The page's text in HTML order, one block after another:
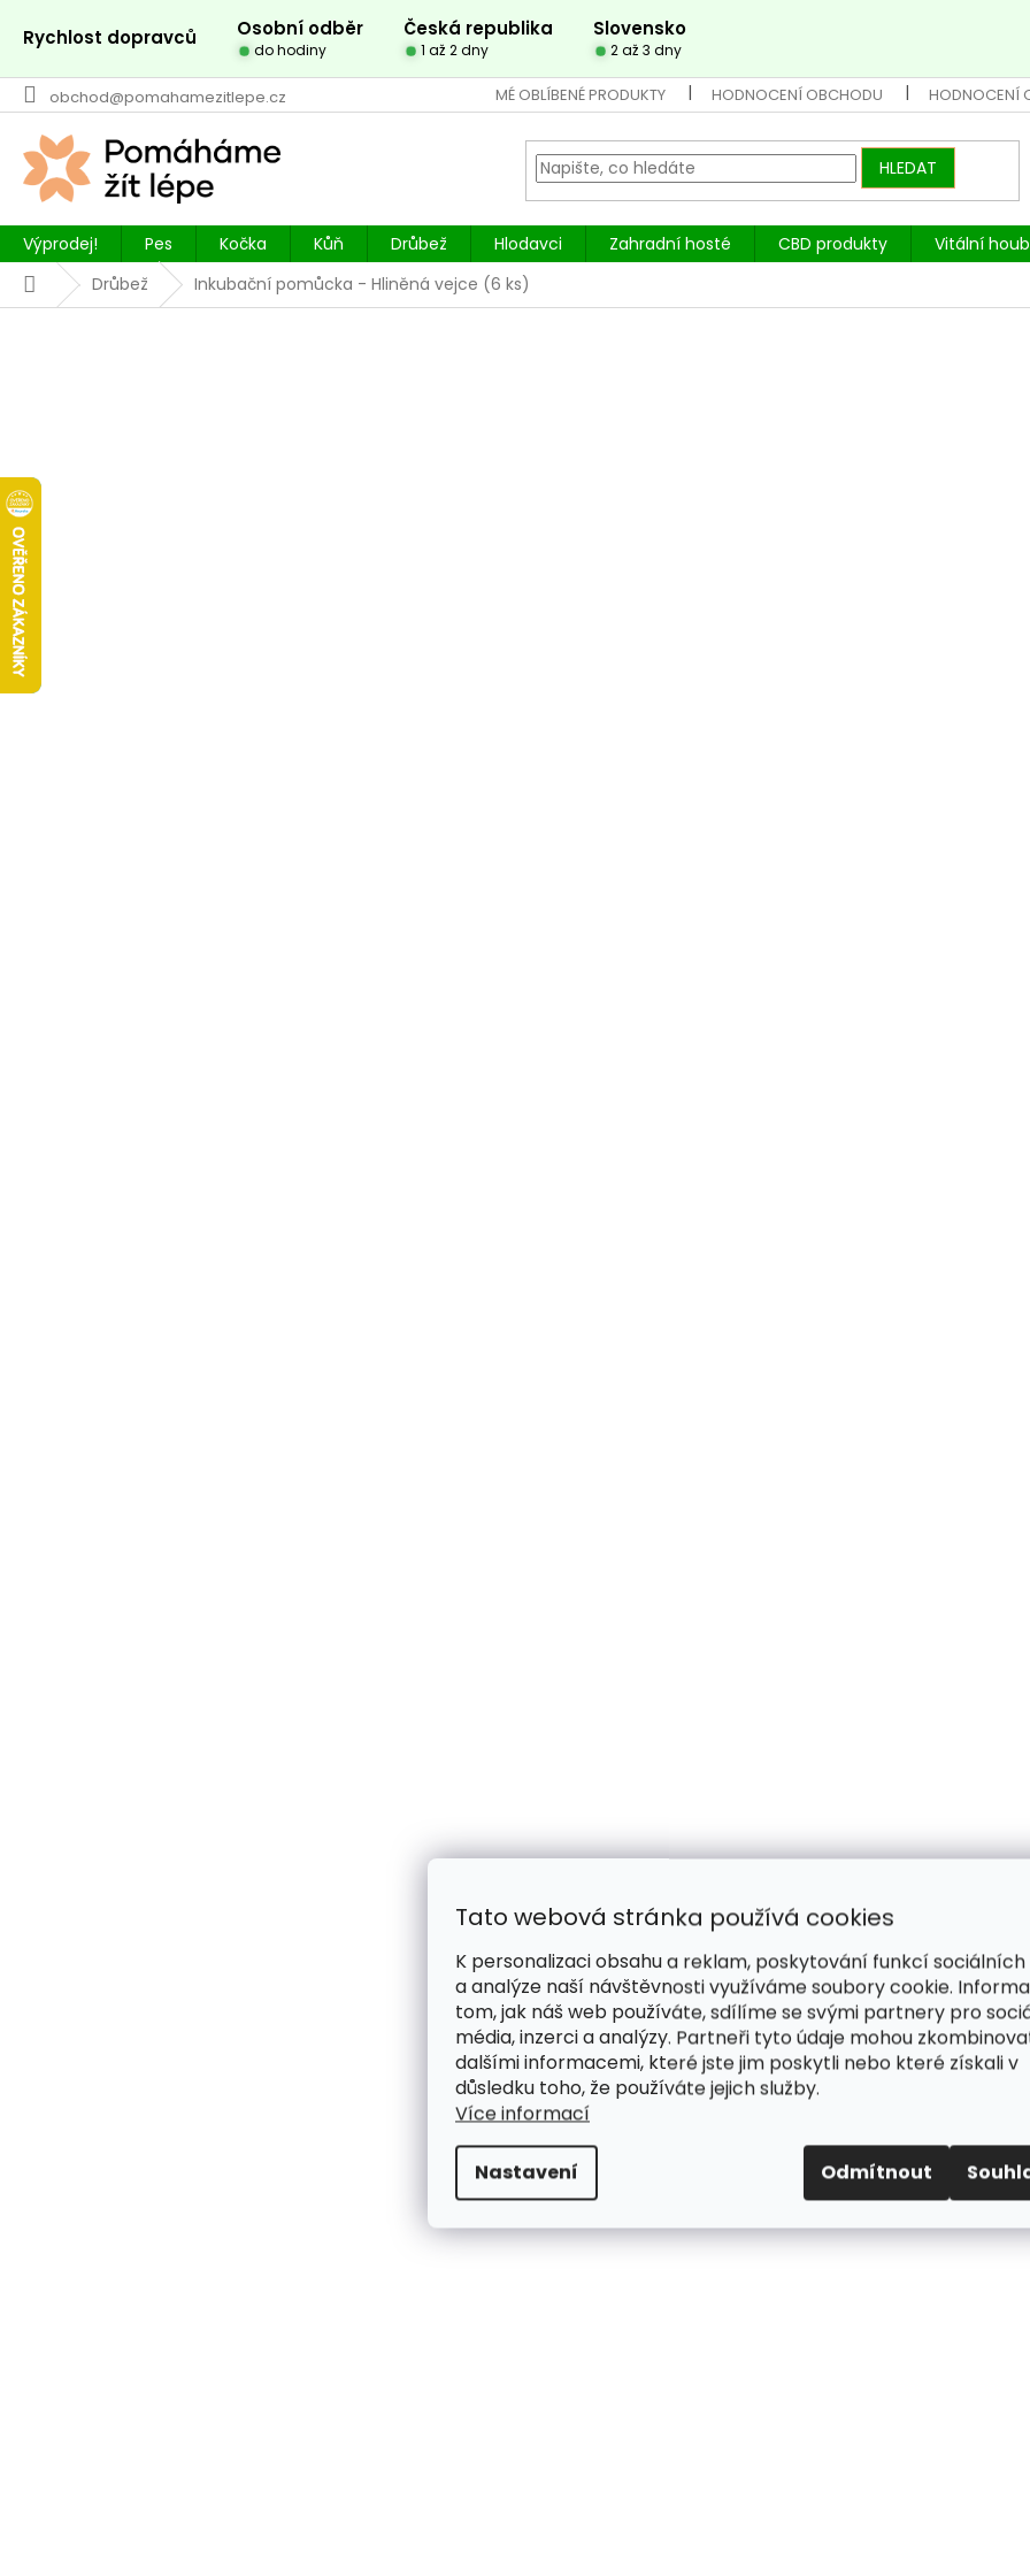
Tato webová stránka používá cookies
K personalizaci obsahu a reklam, poskytování funkcí
a analýze naší návštěvnosti využíváme soubory cookie.
tom, jak náš web používáte, sdílíme se svými partnery pro
média, inzerci a analýzy. Partneři tyto údaje mohou
dalšími informacemi, které jste jim poskytli nebo které získali v
důsledku toho, že používáte jejich služby.
Více informací
Nastavení Odmítnout
obsah
Rychlost dopravců Osobní odběr Česká republika Slovensko
do hodiny 1 až 2 dny 2 až 3 dny
obchod@pomahamezitlepe.cz MÉ OBLÍBENÉ PRODUKTY HODNOCENÍ OBCHODU HODNOCENÍ
HLEDAT
Výprodej! Pes Kočka Kůň Drůbež Hlodavci Zahradní hosté CBD produkty
Vitální
DomůDrůbež Inkubační pomůcka - Hliněná vejce (6 ks)